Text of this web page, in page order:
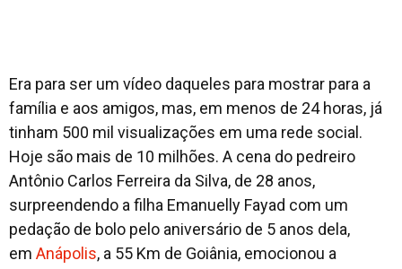
Era para ser um vídeo daqueles para mostrar para a
família e aos amigos, mas, em menos de 24 horas, já
tinham 500 mil visualizações em uma rede social.
Hoje são mais de 10 milhões. A cena do pedreiro
Antônio Carlos Ferreira da Silva, de 28 anos,
surpreendendo a filha Emanuelly Fayad com um
pedação de bolo pelo aniversário de 5 anos dela,
em Anápolis, a 55 Km de Goiânia, emocionou a